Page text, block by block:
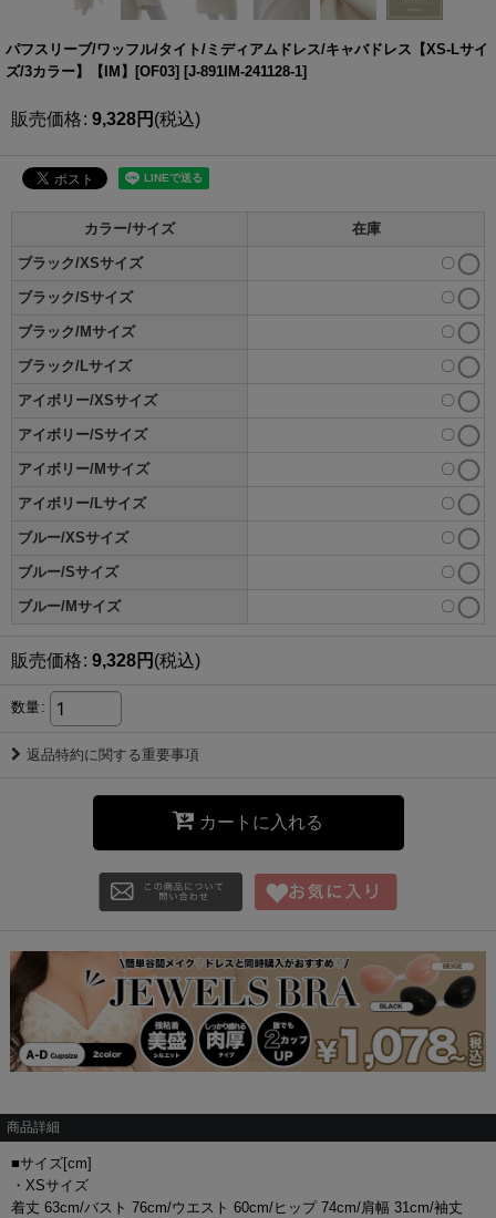
パフスリーブ/ワッフル/タイト/ミディアムドレス/キャバドレス【XS-Lサイ
ズ/3カラー】【IM】[OF03] [J-891IM-241128-1]
販売価格: 9,328円 (税込)
カラー/サイズ 在庫
ブラック/XSサイズ 〇
ブラック/Sサイズ 〇
ブラック/Mサイズ 〇
ブラック/Lサイズ 〇
アイボリー/XSサイズ 〇
アイボリー/Sサイズ 〇
アイボリー/Mサイズ 〇
アイボリー/Lサイズ 〇
ブルー/XSサイズ 〇
ブルー/Sサイズ 〇
ブルー/Mサイズ 〇
販売価格: 9,328円 (税込)
数量:
返品特約に関する重要事項
カートに入れる
商品詳細
■サイズ[cm]
・XSサイズ
着丈 63cm/バスト 76cm/ウエスト 60cm/ヒップ 74cm/肩幅 31cm/袖丈